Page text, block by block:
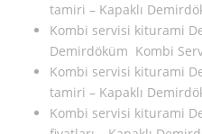
tamiri – Kapaklı
Kombi servisi kiturami
Demirdöküm Kombi
Kombi servisi kiturami
tamiri – Kapaklı
Kombi servisi kiturami